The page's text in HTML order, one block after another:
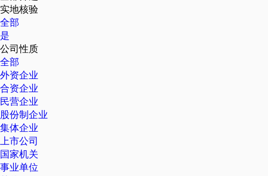
实地核验
全部
是
公司性质
全部
外资企业
合资企业
民营企业
股份制企业
集体企业
上市公司
国家机关
事业单位